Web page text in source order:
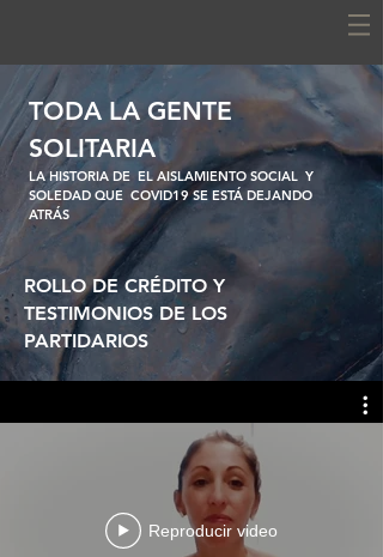
TODA LA GENTE
SOLITARIA
LA HISTORIA DE EL AISLAMIENTO SOCIAL Y
SOLEDAD QUE COVID19 SE ESTÁ DEJANDO
ATRÁS
ROLLO DE CRÉDITO Y
TESTIMONIOS DE LOS
PARTIDARIOS
Reproducir video